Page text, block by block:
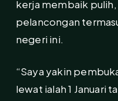
kerja membaik
pelancongan
negeri ini.
“Saya yakin
lewat ialah 1 Januari